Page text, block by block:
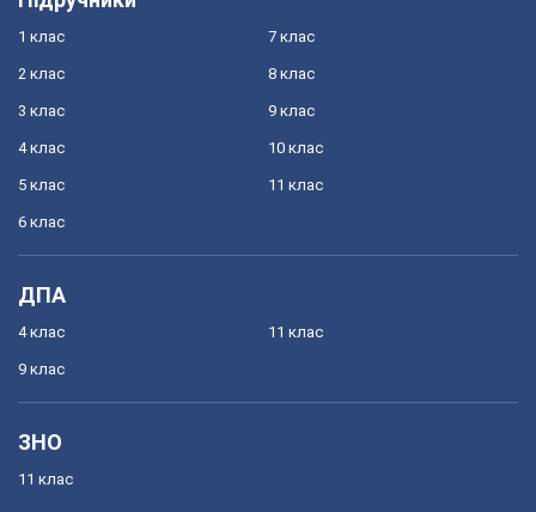
1 клас
2 клас
3 клас
4 клас
5 клас
6 клас
7 клас
8 клас
9 клас
10 клас
11 клас
ДПА
4 клас
9 клас
11 клас
ЗНО
11 клас